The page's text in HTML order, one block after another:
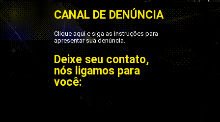
CANAL DE DENÚNCIA
Clique aqui e siga as instruções para
apresentar sua denúncia.
Deixe seu contato,
nós ligamos para
você: